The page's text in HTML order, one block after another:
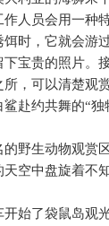
人员会用一种
时，它就会游
宝贵的照片。
，可以清楚观
赴约共舞的“独
的野生动物观
空中盘旋着不
始了袋鼠岛观